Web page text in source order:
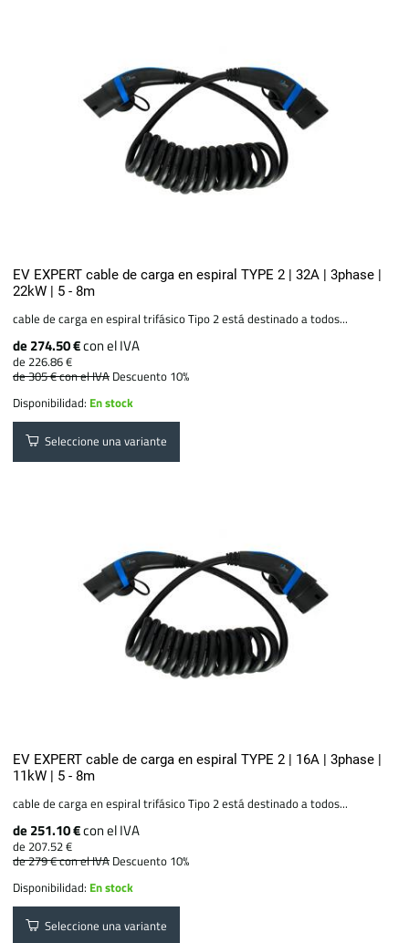
EV EXPERT cable de carga en espiral TYPE 2 | 32A | 3phase |
22kW | 5 - 8m
cable de carga en espiral trifásico Tipo 2 está destinado a todos...
de 274.50 €con el IVA
de 226.86 €
de 305 €con el IVA Descuento 10%
Disponibilidad: En stock
Seleccione una variante
EV EXPERT cable de carga en espiral TYPE 2 | 16A | 3phase |
11kW | 5 - 8m
cable de carga en espiral trifásico Tipo 2 está destinado a todos...
de 251.10 €con el IVA
de 207.52 €
de 279 €con el IVA Descuento 10%
Disponibilidad: En stock
Seleccione una variante